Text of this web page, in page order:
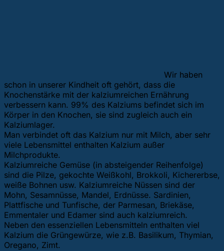
Wir haben
schon in unserer Kindheit oft gehört, dass die
Knochenstärke mit der kalziumreichen Ernährung
verbessern kann. 99% des Kalziums befindet sich im
Körper in den Knochen, sie sind zugleich auch ein
Kalziumlager.
Man verbindet oft das Kalzium nur mit Milch, aber sehr
viele Lebensmittel enthalten Kalzium außer
Milchprodukte.
Kalziumreiche Gemüse (in absteigender Reihenfolge)
sind die Pilze, gekochte Weißkohl, Brokkoli, Kichererbse,
weiße Bohnen usw. Kalziumreiche Nüssen sind der
Mohn, Sesamnüsse, Mandel, Erdnüsse. Sardinien,
Plattfische und Tunfische, der Parmesan, Briekäse,
Emmentaler und Edamer sind auch kalziumreich.
Neben den essenziellen Lebensmitteln enthalten viel
Kalzium die Grüngewürze, wie z.B. Basilikum, Thymian,
Oregano, Zimt.